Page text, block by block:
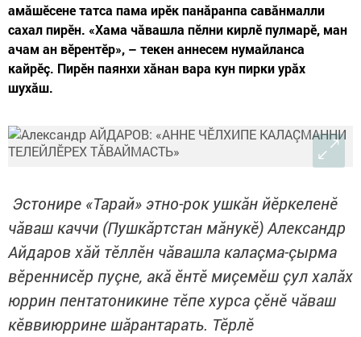
амăшӗсене татса пама ирӗк панăранпа савăнмалли
сахал пирӗн. «Хама чăвашла пӗлни кирлӗ пулмарӗ, ман
ачам ан вӗрентӗр», – текен аннесем нумайланса
кайрӗç. Пирӗн паянхи хăнан вара кун пирки урăх
шухăш.
Эстонире «Тарай» этно-рок ушкăн йӗркеленӗ
чăваш каччи (Пушкăртстан мăнукӗ) Александр
Айдаров хăй тӗллӗн чăвашла калаçма-çырма
вӗреннисӗр пуçне, акă ӗнтӗ миçемӗш çул халăх
юррин пентатоникине тӗпе хурса çӗнӗ чăваш
кӗввиюррине шăрантарать. Тӗрлӗ